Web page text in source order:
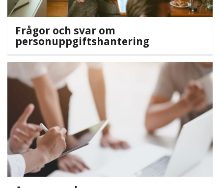
Frågor och svar om
personuppgiftshantering